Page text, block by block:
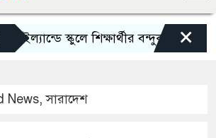
স্কুলে শিক্ষার্থীর বন্দুক হামলা,×
News,সারাদেশ